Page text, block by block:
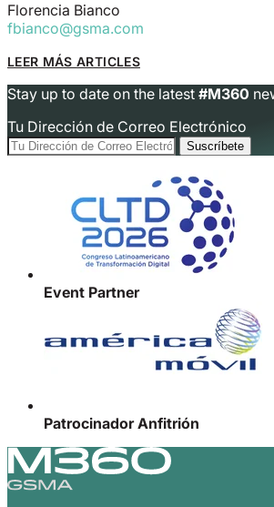
Florencia Bianco
fbianco@gsma.com
LEER MÁS ARTICLES
Stay up to date on the latest #M360
Tu Dirección de Correo Electrónico
Event Partner
Patrocinador Anfitrión